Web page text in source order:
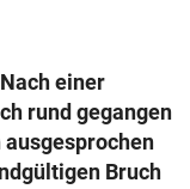
einer
rund gegangen
ausgesprochen
Bruch